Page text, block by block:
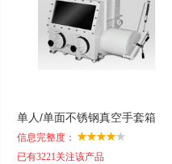
单人/单面不锈钢真空手套箱
信息完整度：
已有3221关注该产品